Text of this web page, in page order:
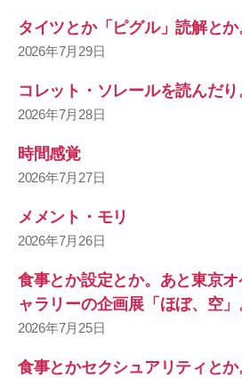
タイツとか「ピグル」読解とか
2026年7月29日
コレット・ソレールを読んだり
2026年7月28日
時間感覚
2026年7月27日
メメント・モリ
2026年7月26日
食事とか設定とか。あと東京
ャラリーの企画展「ほぼ、空」
2026年7月25日
食事とかセクシュアリティとか